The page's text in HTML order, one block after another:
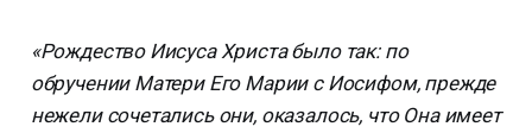
«Рождество Иисуса Христа было так: по
обручении Матери Его Марии с Иосифом, прежде
нежели сочетались они, оказалось, что Она имеет